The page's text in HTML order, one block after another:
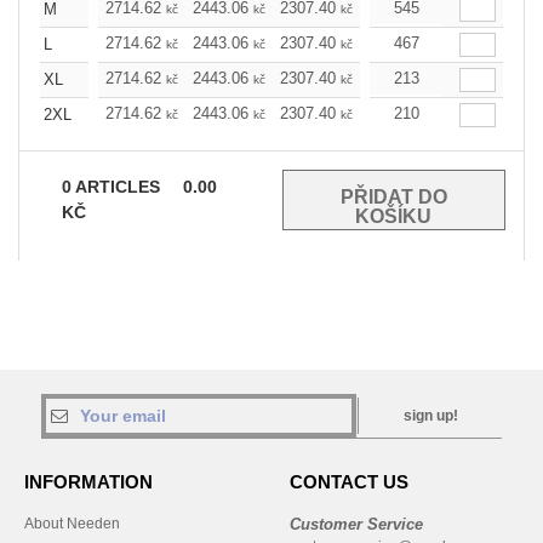
M 2714.62 kč 2443.06 kč 2307.40 kč 2171.74
545
L
2714.62 kč 2443.06 kč 2307.40 kč 2171.74
467
XL
2714.62 kč 2443.06 kč 2307.40 kč 2171.74
213
2XL
2714.62 kč 2443.06 kč 2307.40 kč 2171.74
210
0ARTICLES
0.00
KČ
sign up!
INFORMATION
About Needen
CONTACT US
Customer Service